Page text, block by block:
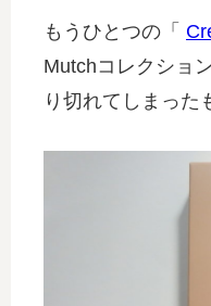
もうひとつの「
Mutchコレクショ
り切れてしまった